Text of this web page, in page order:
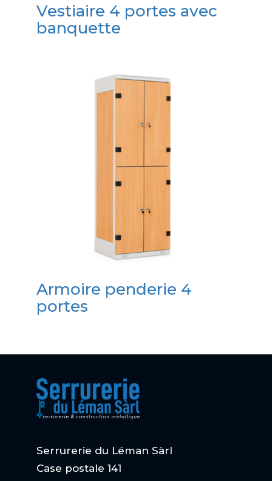
Vestiaire 4 portes avec
banquette
Armoire penderie 4
portes
Serrurerie du Léman Sàrl
Case postale 141